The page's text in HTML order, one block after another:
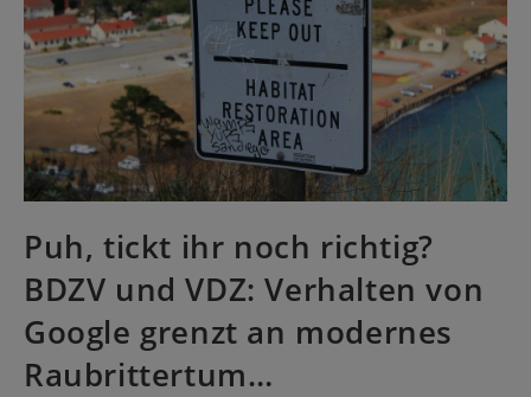
Puh, tickt ihr noch richtig?
BDZV und VDZ: Verhalten von
Google grenzt an modernes
Raubrittertum…